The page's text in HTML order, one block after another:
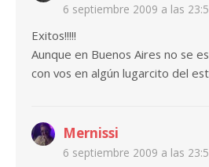
6 septiembre 2009 a las
Exitos!!!!!
Aunque en Buenos Aires no se
con vos en algún lugarcito del
Mernissi
6 septiembre 2009 a las